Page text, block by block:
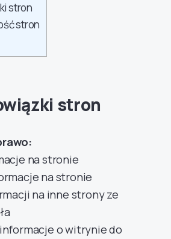
stron
stron
stron
na stronie
na stronie
na inne strony ze
o witrynie do